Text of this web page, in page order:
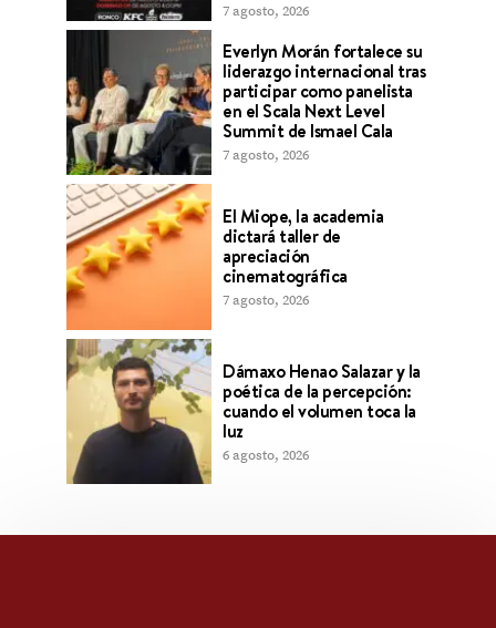
7 agosto, 2026
Everlyn Morán fortalece su
liderazgo internacional tras
participar como panelista
en el Scala Next Level
Summit de Ismael Cala
7 agosto, 2026
El Miope, la academia
dictará taller de
apreciación
cinematográfica
7 agosto, 2026
Dámaxo Henao Salazar y la
poética de la percepción:
cuando el volumen toca la
luz
6 agosto, 2026